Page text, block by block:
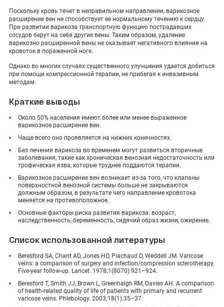
Поскольку кровь течет в неправильном направлении, варикозное
расширение вен не способствует ее нормальному течению к сердцу.
При развитии варикоза транспортную функцию пострадавших
сосудов берут на себя другие вены. Таким образом, удаление
варикозно расширенной вены не оказывает негативного влияния на
кровоток в пораженной ноге.
Однако во многих случаях существенного улучшения удается добиться
при помощи компрессионной терапии, не прибегая к инвазивным
методам.
Краткие выводы
Около 50% населения имеют более или менее выраженное
варикозное расширение вен.
Чаще всего оно проявляется на нижних конечностях.
Без лечения варикоза во временем могут развиться вторичные
заболевания, такие как хроническая венозная недостаточность или
трофическая язва, которые труднее поддаются терапии.
Варикозное расширение вен возникает из-за того, что клапаны
поверхностной венозной системы больше не закрываются
должным образом, в результате чего направление кровотока
меняется на противоположное.
Основные факторы риска развития варикоза: возраст,
наследственность, беременность, сидячий образ жизни, ожирение.
Список использованной литературы
Beresford SA, Chant AD, Jones HO, Piachaud D, Weddell JM. Varicose
veins: a comparison of surgery and infection/compression sclerotherapy.
Five-year follow-up. Lancet. 1978;1(8070):921–924.
Beresford T, Smith JJ, Brown L, Greenhalgh RM, Davies AH. A comparison
of health-related quality of life of patients with primary and recurrent
varicose veins. Phlebology. 2003;18(1):35–37.